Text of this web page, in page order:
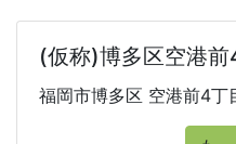
(仮称)博多区空港
福岡市博多区 空港前4